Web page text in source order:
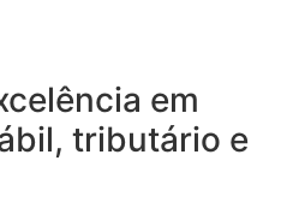
em
tributário e